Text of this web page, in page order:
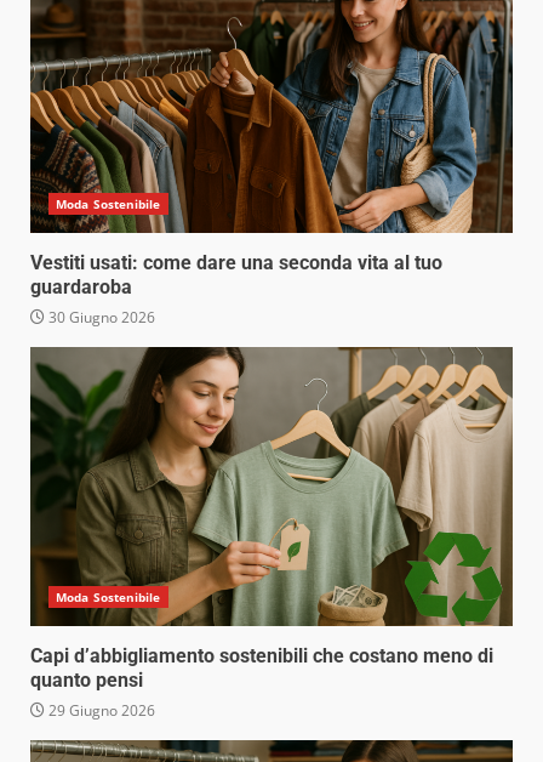
Moda Sostenibile
Vestiti usati: come dare una seconda vita al tuo
guardaroba
30 Giugno 2026
Moda Sostenibile
Capi d’abbigliamento sostenibili che costano meno di
quanto pensi
29 Giugno 2026